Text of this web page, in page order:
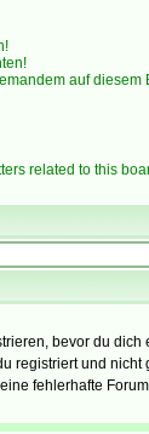
auf diesem
related to this
bevor du
registriert und
fehlerhafte